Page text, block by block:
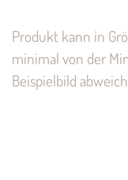
Produkt kann in
minimal von der
Beispielbild